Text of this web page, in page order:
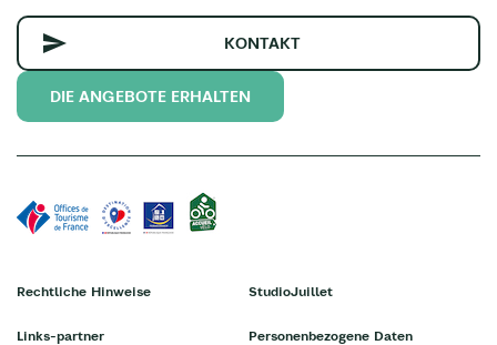
KONTAKT
DIE ANGEBOTE ERHALTEN
Rechtliche Hinweise
Links-partner
StudioJuillet
Personenbezogene Daten